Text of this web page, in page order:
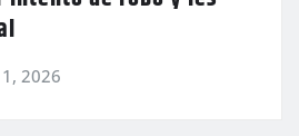
2026